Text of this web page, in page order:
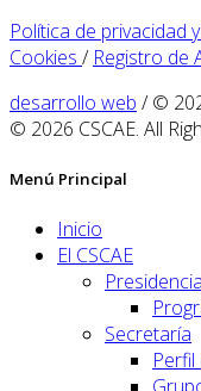
Política de privacidad
Cookies / Registro de
desarrollo web / ©
© 2026 CSCAE. All
Menú Principal
Inicio
El CSCAE
Presidencia
Secretaría